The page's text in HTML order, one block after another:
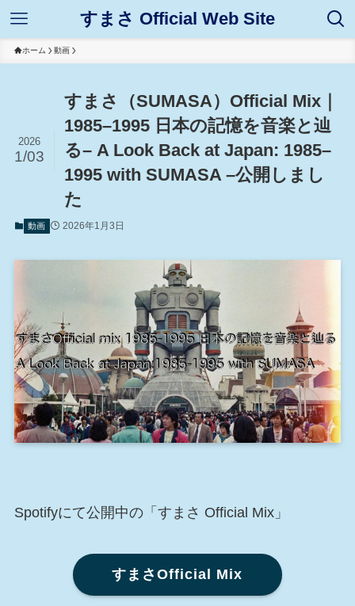
すまさ Official Web Site
ホーム 動画
すまさ（SUMASA）Official Mix｜
1985–1995 日本の記憶を音楽と辿
る– A Look Back at Japan: 1985–
1995 with SUMASA –公開しまし
た
2026
1/03
動画 2026年1月3日
Spotifyにて公開中の「すまさ Official Mix」
すまさOfficial Mix